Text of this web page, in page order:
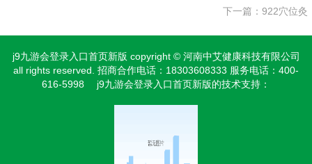
下一篇：922穴位灸
j9九游会登录入口首页新版 copyright © 河南中艾健康科技有限公司
all rights reserved. 招商合作电话：18303608333 服务电话：400-
616-5998 j9九游会登录入口首页新版的技术支持：